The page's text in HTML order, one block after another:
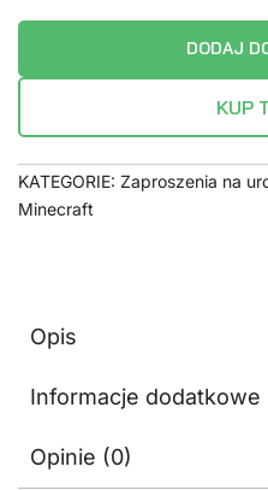
DODAJ
KUP
KATEGORIE: Zaproszenia na
Minecraft
Opis
Informacje dodatkowe
Opinie (0)